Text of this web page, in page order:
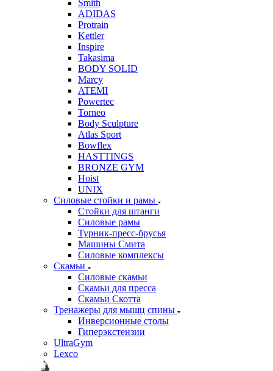
Smith
ADIDAS
Protrain
Kettler
Inspire
Takasima
BODY SOLID
Marcy
ATEMI
Powertec
Torneo
Body Sculpture
Atlas Sport
Bowflex
HASTTINGS
BRONZE GYM
Hoist
UNIX
Силовые стойки и рамы
Стойки для штанги
Силовые рамы
Турник-пресс-брусья
Машины Смита
Силовые комплексы
Скамьи
Силовые скамьи
Скамьи для пресса
Скамьи Скотта
Тренажеры для мышц спины
Инверсионные столы
Гиперэкстензии
UltraGym
Lexco